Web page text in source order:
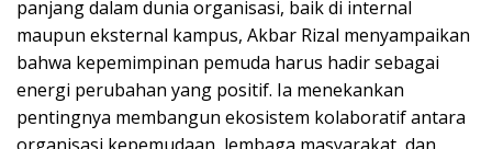
panjang dalam dunia organisasi, baik di internal
maupun eksternal kampus, Akbar Rizal menyampaikan
bahwa kepemimpinan pemuda harus hadir sebagai
energi perubahan yang positif. Ia menekankan
pentingnya membangun ekosistem kolaboratif antara